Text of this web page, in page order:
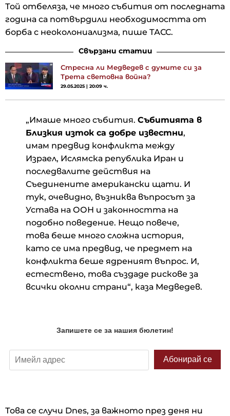
Той отбеляза, че много събития от последната
година са потвърдили необходимостта от
борба с неоколониализма, пише ТАСС.
Свързани статии
Стресна ли Медведев с думите си за
Трета световна война?
29.05.2025 | 20:09 ч.
„Имаше много събития. Събитията в
Близкия изток са добре известни,
имам предвид конфликта между
Израел, Ислямска република Иран и
последвалите действия на
Съединените американски щати. И
тук, очевидно, възниква въпросът за
Устава на ООН и законността на
подобно поведение. Нещо повече,
това беше много сложна история,
като се има предвид, че предмет на
конфликта беше ядреният въпрос. И,
естествено, това създаде рискове за
всички околни страни“, каза Медведев.
Това се случи Dnes, за важното през деня ни